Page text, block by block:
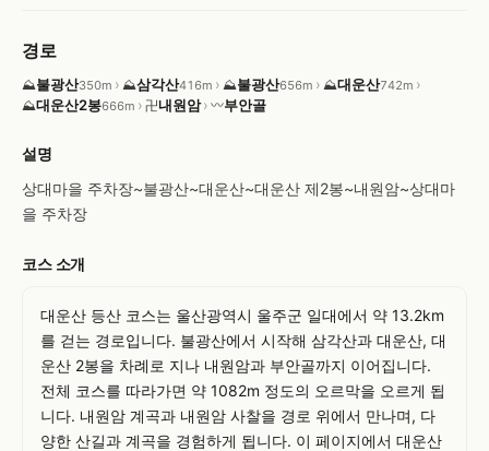
경로
⛰불광산350m › ⛰삼각산416m › ⛰불광산656m › ⛰대운산742m ›
⛰대운산2봉666m › 卍내원암› 〰부안골
설명
상대마을 주차장~불광산~대운산~대운산 제2봉~내원암~상대마
을 주차장
코스 소개
대운산 등산 코스는 울산광역시 울주군 일대에서 약 13.2km
를 걷는 경로입니다. 불광산에서 시작해 삼각산과 대운산, 대
운산 2봉을 차례로 지나 내원암과 부안골까지 이어집니다.
전체 코스를 따라가면 약 1082m 정도의 오르막을 오르게 됩
니다. 내원암 계곡과 내원암 사찰을 경로 위에서 만나며, 다
양한 산길과 계곡을 경험하게 됩니다. 이 페이지에서 대운산